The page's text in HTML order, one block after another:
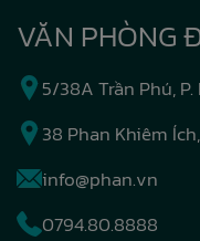
VĂN PHÒNG
5/38A Trần Phú,
38 Phan Khiêm
info@phan.vn
0794.80.8888